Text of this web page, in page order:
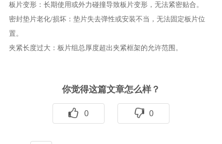
板片变形：长期使用或外力碰撞导致板片变形，无法紧密贴合。
密封垫片老化/损坏：垫片失去弹性或安装不当，无法固定板片位
置。
夹紧长度过大：板片组总厚度超出夹紧框架的允许范围。
你觉得这篇文章怎么样？
0 0